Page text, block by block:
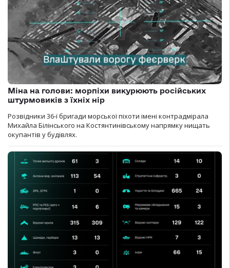
Міна на голови: морпіхи викурюють російських
штурмовиків з їхніх нір
Розвідники 36-ї бригади морської піхоти імені контрадмірала
Михайла Білінського на Костянтинівському напрямку нищать
окупантів у будівлях.